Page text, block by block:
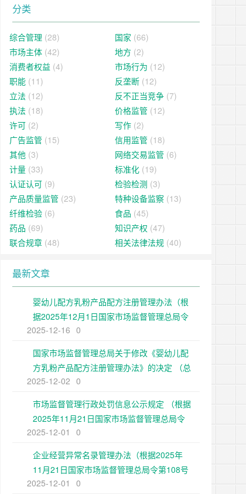
分类
综合管理 (28) 国家 (66)
市场主体 (42) 地方 (2)
消费者权益 (4) 市场行为 (12)
职能 (11) 反垄断 (12)
立法 (12) 反不正当竞争 (7)
执法 (18) 价格监管 (12)
许可 (2) 写作 (2)
广告监管 (15) 信用监管 (18)
其他 (3) 网络交易监管 (6)
计量 (33) 标准化 (19)
认证认可 (9) 检验检测 (3)
产品质量监管 (23) 特种设备监察 (13)
纤维检验 (6) 食品 (45)
药品 (69) 知识产权 (47)
联合规章 (48) 相关法律法规 (40)
最新文章
婴幼儿配方乳粉产品配方注册管理办法（根
据2025年12月1日国家市场监督管理总局令
第109号修正）
2025-12-16 0
国家市场监督管理总局关于修改《婴幼儿配
方乳粉产品配方注册管理办法》的决定 （总
局令第109号公布 自公布之日起施行）
2025-12-02 0
市场监督管理行政处罚信息公示规定 （根据
2025年11月21日国家市场监督管理总局令
第108号第二次修正）
2025-12-01
0
企业经营异常名录管理办法（根据2025年
11月21日国家市场监督管理总局令第108号
第二次修正）
2025-12-01
0